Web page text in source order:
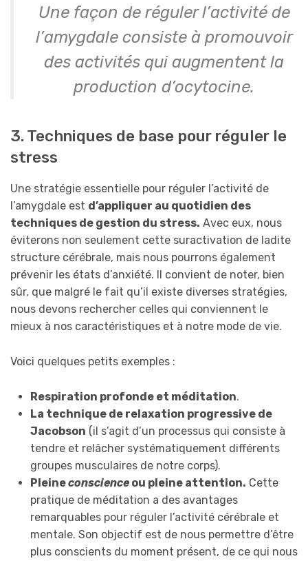
Une façon de réguler l’activité de
l’amygdale consiste à promouvoir
des activités qui augmentent la
production d’ocytocine.
3. Techniques de base pour réguler le
stress
Une stratégie essentielle pour réguler l’activité de
l’amygdale est d’appliquer au quotidien des
techniques de gestion du stress. Avec eux, nous
éviterons non seulement cette suractivation de ladite
structure cérébrale, mais nous pourrons également
prévenir les états d’anxiété. Il convient de noter, bien
sûr, que malgré le fait qu’il existe diverses stratégies,
nous devons rechercher celles qui conviennent le
mieux à nos caractéristiques et à notre mode de vie.
Voici quelques petits exemples :
Respiration profonde et méditation.
La technique de relaxation progressive de
Jacobson (il s’agit d’un processus qui consiste à
tendre et relâcher systématiquement différents
groupes musculaires de notre corps).
Pleineconscienceou pleine attention. Cette
pratique de méditation a des avantages
remarquables pour réguler l’activité cérébrale et
mentale. Son objectif est de nous permettre d’être
plus conscients du moment présent, de ce qui nous